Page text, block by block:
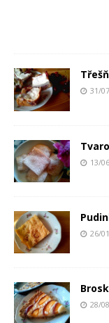
31/
13/
26/
28/